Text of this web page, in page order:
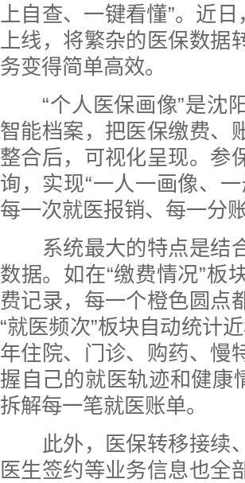
上自查、一键看懂”。近
上线，将繁杂的医保数据
务变得简单高效。
“个人医保画像”是沈
智能档案，把医保缴费、
整合后，可视化呈现。参
询，实现“一人一画像、
每一次就医报销、每一分
系统最大的特点是结合
数据。如在“缴费情况”板
费记录，每一个橙色圆点
“就医频次”板块自动统计
年住院、门诊、购药、慢
握自己的就医轨迹和健康
拆解每一笔就医账单。
此外，医保转移接续、
医生签约等业务信息也全